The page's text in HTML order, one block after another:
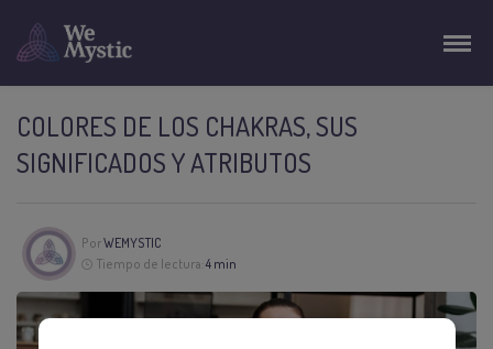
COLORES DE LOS CHAKRAS, SUS
SIGNIFICADOS Y ATRIBUTOS
PorWEMYSTIC
Tiempo de lectura:4 min